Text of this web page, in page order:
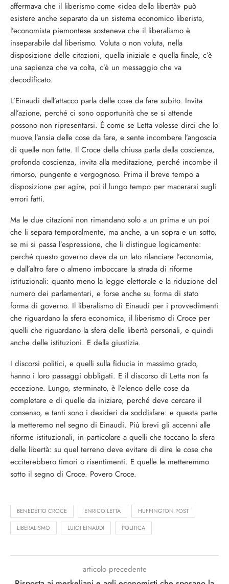
affermava che il liberismo come «idea della libertà» può
esistere anche separato da un sistema economico liberista,
l’economista piemontese sosteneva che il liberalismo è
inseparabile dal liberismo. Voluta o non voluta, nella
disposizione delle citazioni, quella iniziale e quella finale, c’è
una sapienza che va colta, c’è un messaggio che va
decodificato.
L’Einaudi dell’attacco parla delle cose da fare subito. Invita
all’azione, perché ci sono opportunità che se si attende
possono non ripresentarsi. È come se Letta volesse dirci che lo
muove l’ansia delle cose da fare, e sente incombere l’angoscia
di quelle non fatte. Il Croce della chiusa parla della coscienza,
profonda coscienza, invita alla meditazione, perché incombe il
rimorso, pungente e vergognoso. Prima il breve tempo a
disposizione per agire, poi il lungo tempo per macerarsi sugli
errori fatti.
Ma le due citazioni non rimandano solo a un prima e un poi
che li separa temporalmente, ma anche, a un sopra e un sotto,
se mi si passa l’espressione, che li distingue logicamente:
perché questo governo deve da un lato rilanciare l’economia,
e dall’altro fare o almeno imboccare la strada di riforme
istituzionali: quanto meno la legge elettorale e la riduzione del
numero dei parlamentari, e forse anche su forma di stato
forma di governo. Il liberalismo di Einaudi per i provvedimenti
che riguardano la sfera economica, il liberismo di Croce per
quelli che riguardano la sfera delle libertà personali, e quindi
anche delle istituzioni. E della giustizia.
I discorsi politici, e quelli sulla fiducia in massimo grado,
hanno i loro passaggi obbligati. E il discorso di Letta non fa
eccezione. Lungo, sterminato, è l’elenco delle cose da
completare e di quelle da iniziare, perché deve cercare il
consenso, e tanti sono i desideri da soddisfare: e questa parte
la metteremo nel segno di Einaudi. Più brevi gli accenni alle
riforme istituzionali, in particolare a quelli che toccano la sfera
delle libertà: su quel terreno deve evitare di dire le cose che
ecciterebbero timori o risentimenti. E quelle le metteremmo
sotto il segno di Croce. Povero Croce.
BENEDETTO CROCE ENRICO LETTA HUFFINGTON POST
LIBERALISMO LUIGI EINAUDI POLITICA
articolo precedente